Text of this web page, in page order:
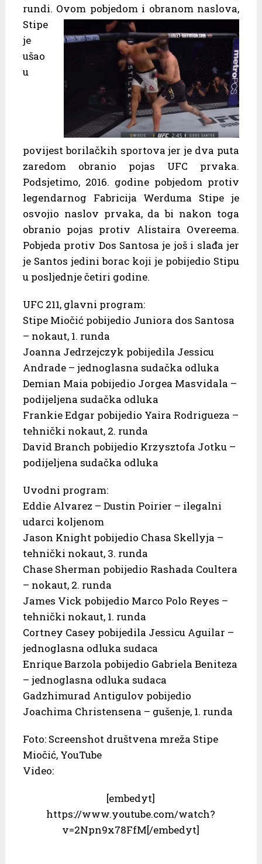
rundi. Ovom pobjedom i obranom naslova,
Stipe
je
ušao
u
povijest borilačkih sportova jer je dva puta
zaredom obranio pojas UFC prvaka.
Podsjetimo, 2016. godine pobjedom protiv
legendarnog Fabricija Werduma Stipe je
osvojio naslov prvaka, da bi nakon toga
obranio pojas protiv Alistaira Overeema.
Pobjeda protiv Dos Santosa je još i slađa jer
je Santos jedini borac koji je pobijedio Stipu
u posljednje četiri godine.
UFC 211, glavni program:
Stipe Miočić pobijedio Juniora dos Santosa
– nokaut, 1. runda
Joanna Jedrzejczyk pobijedila Jessicu
Andrade – jednoglasna sudačka odluka
Demian Maia pobijedio Jorgea Masvidala –
podijeljena sudačka odluka
Frankie Edgar pobijedio Yaira Rodrigueza –
tehnički nokaut, 2. runda
David Branch pobijedio Krzysztofa Jotku –
podijeljena sudačka odluka
Uvodni program:
Eddie Alvarez – Dustin Poirier – ilegalni
udarci koljenom
Jason Knight pobijedio Chasa Skellyja –
tehnički nokaut, 3. runda
Chase Sherman pobijedio Rashada Coultera
– nokaut, 2. runda
James Vick pobijedio Marco Polo Reyes –
tehnički nokaut, 1. runda
Cortney Casey pobijedila Jessicu Aguilar –
jednoglasna odluka sudaca
Enrique Barzola pobijedio Gabriela Beniteza
– jednoglasna odluka sudaca
Gadzhimurad Antigulov pobijedio
Joachima Christensena – gušenje, 1. runda
Foto: Screenshot društvena mreža Stipe
Miočić, YouTube
Video:
[embedyt]
https://www.youtube.com/watch?
v=2Npn9x78FfM[/embedyt]